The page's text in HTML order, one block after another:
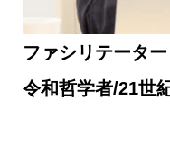
ファシリテーター
令和哲学者/21世